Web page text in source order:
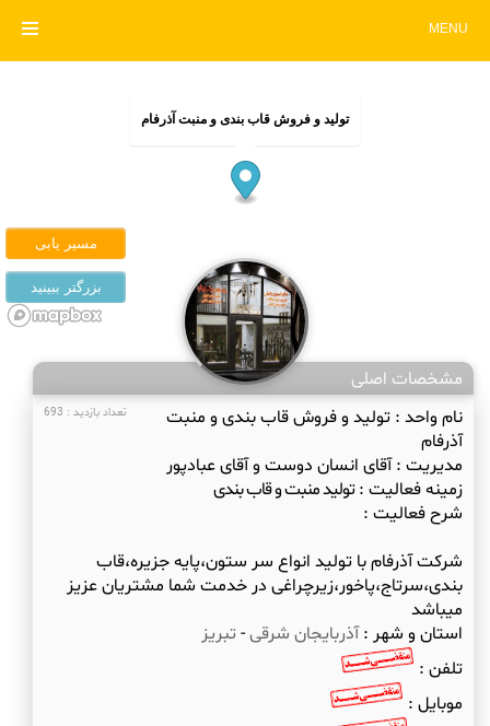
MENU
تولید و فروش قاب بندی و منبت آذرفام
مشخصات اصلی
تعداد بازدید : 693 نام واحد :تولید و فروش قاب بندی و منبت
آذرفام
مدیریت :آقای انسان دوست و آقای عبادپور
زمینه فعالیت :تولید منبت و قاب بندی
شرح فعالیت :
شرکت آذرفام با تولید انواع سر ستون،پایه جزیره،قاب
بندی،سرتاج،پاخور،زیرچراغی در خدمت شما مشتریان عزیز
میباشد
استان و شهر :آذربایجان شرقی- تبریز
تلفن :
موبایل :